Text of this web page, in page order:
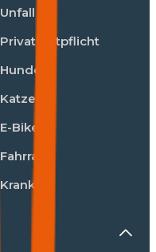
Unfall
Privathaftpflicht
Hunde
Katzen
E-Bike
Fahrrad
Kranken